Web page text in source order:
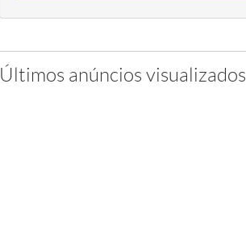
Últimos anúncios visualizados